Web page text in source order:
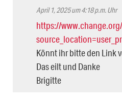
April 1, 2025 um 4:18 p.m. Uhr
https://
Könnt ihr bitte den Link
Das eilt und Danke
Brigitte